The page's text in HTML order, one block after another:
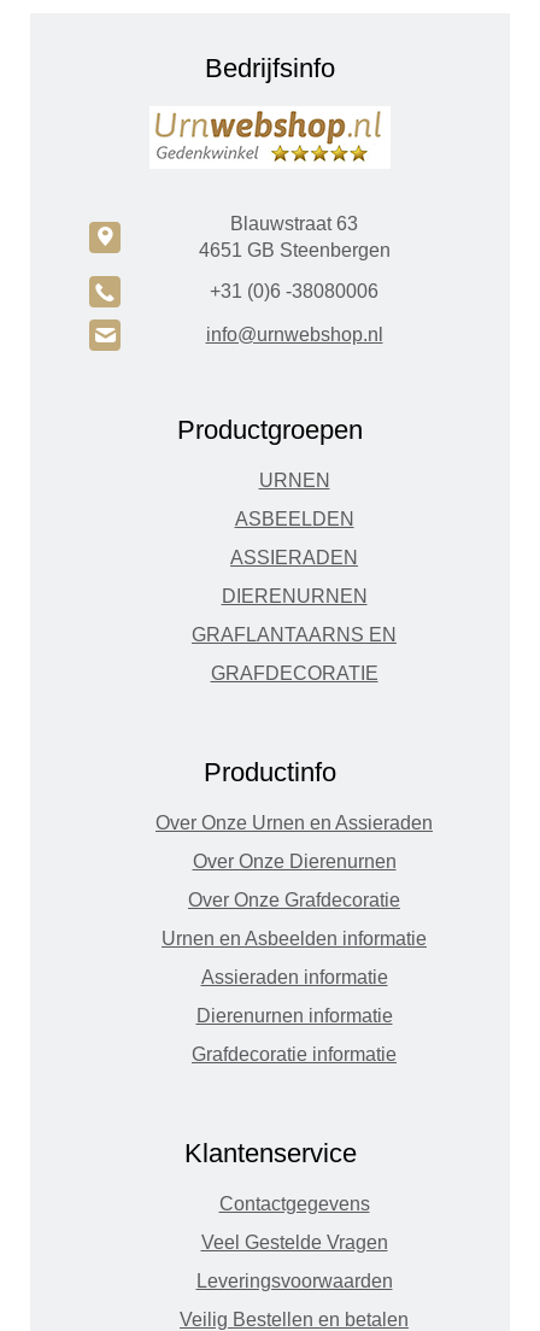
Bedrijfsinfo
c
Blauwstraat 63
4651 GB Steenbergen
A +31 (0)6 -38080006
H info@urnwebshop.nl
Productgroepen
URNEN
ASBEELDEN
ASSIERADEN
DIERENURNEN
GRAFLANTAARNS EN
GRAFDECORATIE
Productinfo
Over Onze Urnen en Assieraden
Over Onze Dierenurnen
Over Onze Grafdecoratie
Urnen en Asbeelden informatie
Assieraden informatie
Dierenurnen informatie
Grafdecoratie informatie
Klantenservice
Contactgegevens
Veel Gestelde Vragen
Leveringsvoorwaarden
Veilig Bestellen en betalen